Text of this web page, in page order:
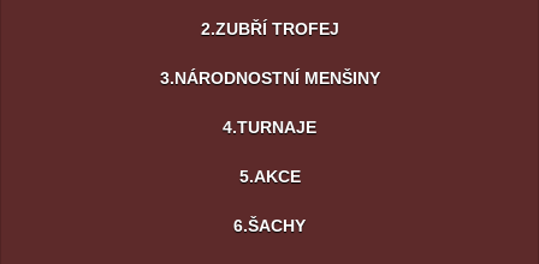
2.ZUBŘÍ TROFEJ
3.NÁRODNOSTNÍ MENŠINY
4.TURNAJE
5.AKCE
6.ŠACHY